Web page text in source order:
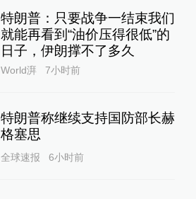
特朗普：只要战争一结束我们
就能再看到“油价压得很低”的
日子，伊朗撑不了多久
World湃 7小时前
特朗普称继续支持国防部长赫
格塞思
全球速报 6小时前